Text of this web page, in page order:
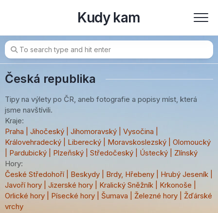
Kudy kam
Česká republika
Tipy na výlety po ČR, aneb fotografie a popisy míst, která
jsme navštívili.
Kraje:
Praha
Jihočeský Jihomoravský Vysočina
Královehradecký
Liberecký Moravskoslezský
Olomoucký
Pardubický Plzeňský Středočeský Ústecký
Zlínský
Hory:
České Středohoří
Beskydy Brdy, Hřebeny Hrubý Jeseník
Javoří hory
Jizerské hory Kralický Sněžník Krkonoše
Orlické hory
Písecké hory Šumava Železné hory
Žďárské
vrchy